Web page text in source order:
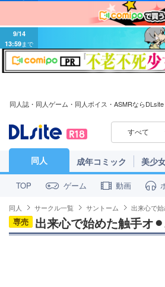
9/14
13:59まで
同人誌・同人ゲーム・同人ボイス・ASMRならDLsite
すべて
同人 成年コミック 美少
TOP ゲーム 動画
同人 サークル一覧 サントーム 出来心で
専売 出来心で始めた触手オ